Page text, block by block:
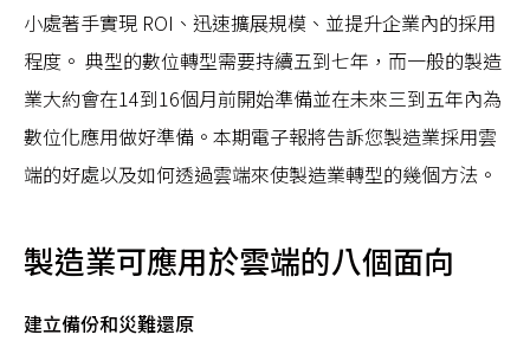
小處著手實現 ROI、迅速擴展規模、並提升企業內的採用
程度。 典型的數位轉型需要持續五到七年，而一般的製造
業大約會在14到16個月前開始準備並在未來三到五年內為
數位化應用做好準備。本期電子報將告訴您製造業採用雲
端的好處以及如何透過雲端來使製造業轉型的幾個方法。
製造業可應用於雲端的八個面向
建立備份和災難還原